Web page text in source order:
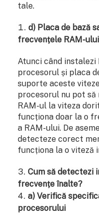
tale.
d) Placa de bază
frecvențele RAM-ului
Atunci când
procesorul și placa
suporte aceste
procesorul nu pot să
RAM-ul la viteza
funcționa doar la o
a RAM-ului. De
detecteze corect
funcționa la o viteză
Cum să detectezi
frecvențe înalte?
a) Verifică
procesorului